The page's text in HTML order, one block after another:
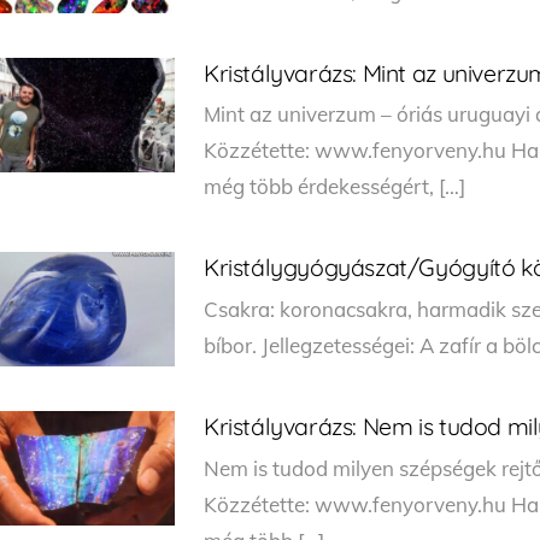
Kristályvarázs: Mint az
Mint az univerzum – óriás uruguayi
Közzétette: www.fenyorveny.hu
még több érdekességért, […]
Kristálygyógyászat/Gyógyító
Csakra: koronacsakra, harmadik
bíbor. Jellegzetességei: A zafír a
Kristályvarázs: Nem is tudod
Nem is tudod milyen szépségek
Közzétette: www.fenyorveny.hu